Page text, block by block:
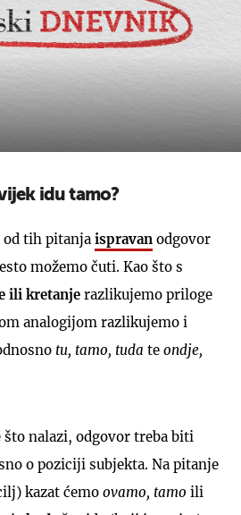
idu tamo?
tih pitanja ispravan odgovor
možemo čuti. Kao što s
ili kretanje razlikujemo priloge
analogijom razlikujemo i
tu, tamo, tuda te ondje,
što nalazi, odgovor treba biti
o poziciji subjekta. Na pitanje
kazat ćemo ovamo, tamo ili